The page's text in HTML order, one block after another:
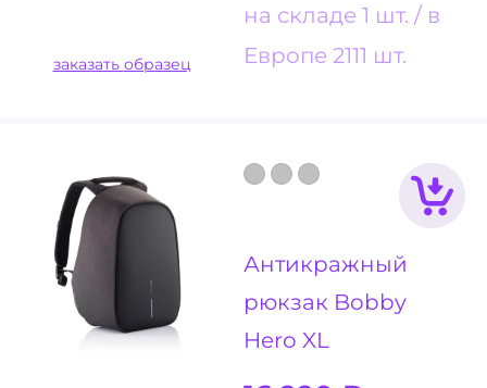
на складе 1 шт.
в
Европе 2111 шт.
заказать образец
Антикражный
рюкзак Bobby
Hero XL